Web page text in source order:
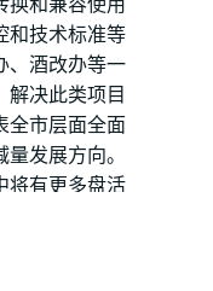
和技术标准等
、酒改办等一
解决此类项目
全市层面全面
发展方向。
将有更多盘活
高品质项